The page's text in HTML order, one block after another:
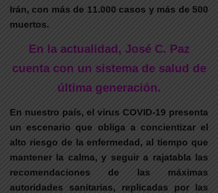
Irán, con más de 11.000 casos y más de 500
muertos.
En la actualidad, José C. Paz
cuenta con un sistema de salud de
última generación.
En nuestro país, el virus COVID-19 presenta
un escenario que obliga a concientizar el
alto riesgo de la enfermedad, al tiempo que
mantener la calma, y seguir a rajatabla las
recomendaciones de las máximas
autoridades sanitarias, replicadas por las